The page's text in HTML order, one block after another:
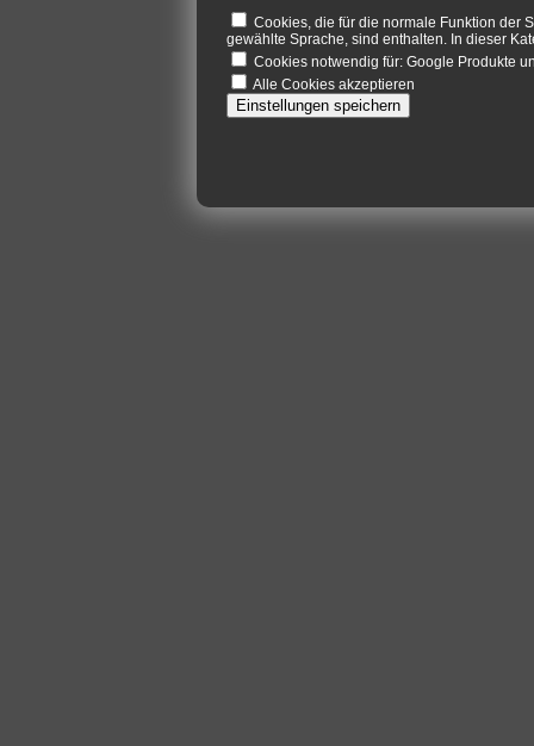
Cookies, die für die normale Funktion der
gewählte Sprache, sind enthalten. In dieser
Cookies notwendig für: Google Produkte
Alle Cookies akzeptieren
Einstellungen speichern